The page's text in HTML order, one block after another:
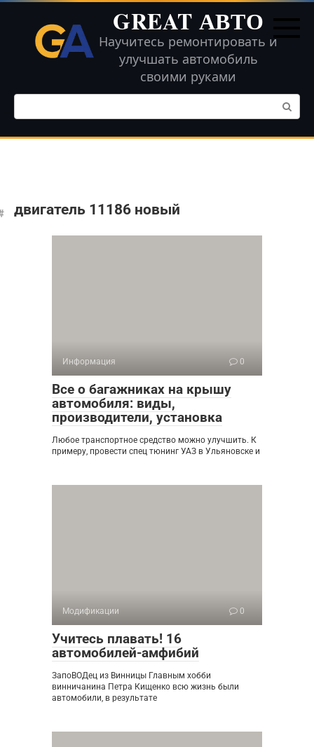
Перейти
контенту
GREAT АВТО
Научитесь ремонтировать и
улучшать автомобиль
своими руками
Поиск:
двигатель 11186 новый
Информация 0
Все о багажниках на крышу
автомобиля: виды,
производители, установка
Любое транспортное средство можно улучшить. К
примеру, провести спец тюнинг УАЗ в Ульяновске и
Модификации 0
Учитесь плавать! 16
автомобилей-амфибий
ЗапоВОДец из Винницы Главным хобби
винничанина Петра Кищенко всю жизнь были
автомобили, в результате